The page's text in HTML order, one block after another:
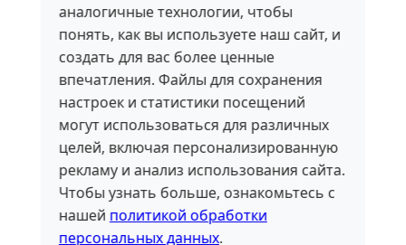
аналогичные технологии, чтобы
понять, как вы используете наш сайт, и
создать для вас более ценные
впечатления. Файлы для сохранения
настроек и статистики посещений
могут использоваться для различных
целей, включая персонализированную
рекламу и анализ использования сайта.
Чтобы узнать больше, ознакомьтесь с
нашей политикой обработки
персональных данных.